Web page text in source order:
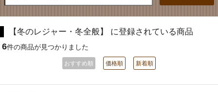
【冬のレジャー・冬全般】 に登録されている商品
6件の商品が見つかりました
おすすめ順 価格順 新着順